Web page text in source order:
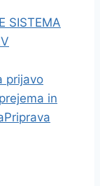
SISTEMA
prijavo
in
Priprava